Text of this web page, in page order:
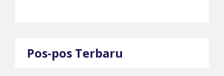
Pos-pos Terbaru